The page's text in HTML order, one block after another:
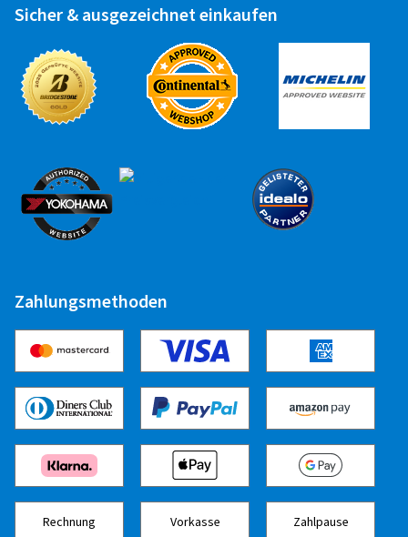
Sicher & ausgezeichnet einkaufen
Zahlungsmethoden
Rechnung Vorkasse Zahlpause